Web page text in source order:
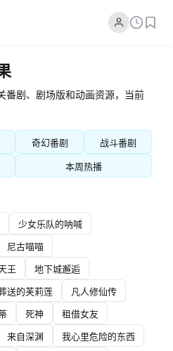
番剧、剧场版和动画资源，当前
奇幻番剧 战斗番剧
本周热播
少女乐队的呐喊
尼古喵喵
王
地下城邂逅
送的芙莉莲
凡人修仙传
死神
租借女友
来自深渊
我心里危险的东西